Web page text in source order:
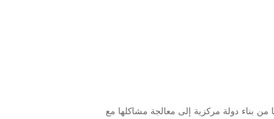
من بناء دولة مركزية إلى معالجة مشاكلها مع